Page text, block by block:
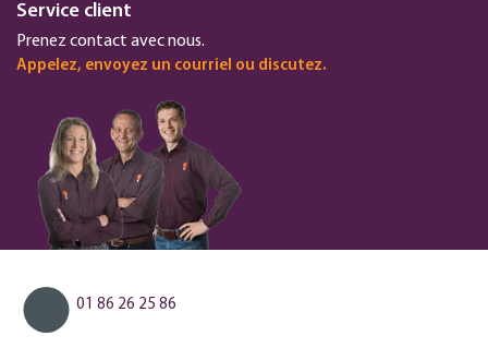
Service client
Prenez contact avec nous.
Appelez, envoyez un courriel ou discutez.
01 86 26 25 86